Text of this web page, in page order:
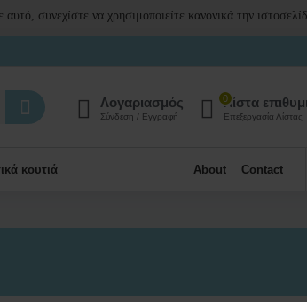
συνεχίστε να χρησιμοποιείτε κανονικά την
Λογαριασμός
Σύνδεση / Εγγραφή
Λίστα
Επεξεργασία Λίστας
0
κουτιά About Contact